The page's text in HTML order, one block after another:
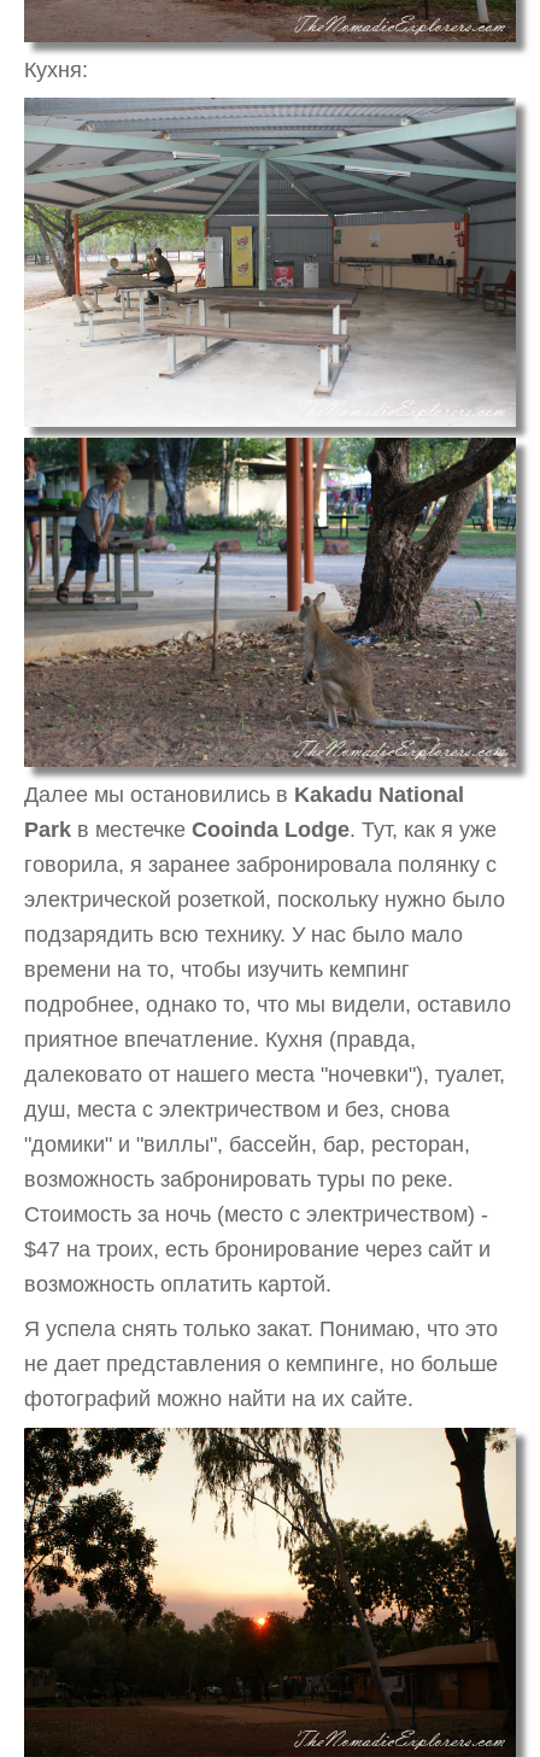
Кухня:
Далее мы остановились в Kakadu National
Park в местечке Cooinda Lodge. Тут, как я уже
говорила, я заранее забронировала полянку с
электрической розеткой, поскольку нужно было
подзарядить всю технику. У нас было мало
времени на то, чтобы изучить кемпинг
подробнее, однако то, что мы видели, оставило
приятное впечатление. Кухня (правда,
далековато от нашего места "ночевки"), туалет,
душ, места с электричеством и без, снова
"домики" и "виллы", бассейн, бар, ресторан,
возможность забронировать туры по реке.
Стоимость за ночь (место с электричеством) -
$47 на троих, есть бронирование через сайт и
возможность оплатить картой.
Я успела снять только закат. Понимаю, что это
не дает представления о кемпинге, но больше
фотографий можно найти на их сайте.